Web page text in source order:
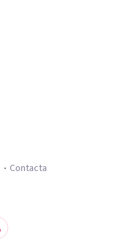
Contacta